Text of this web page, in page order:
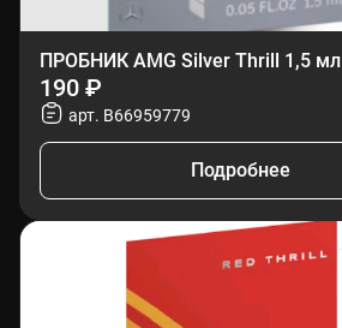
ПРОБНИК AMG Silver Thrill 1,5 мл
190 ₽
арт. B66959779
Подробнее